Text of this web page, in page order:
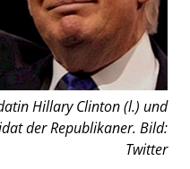
Hillary Clinton (l.) und
der Republikaner. Bild:
Twitter